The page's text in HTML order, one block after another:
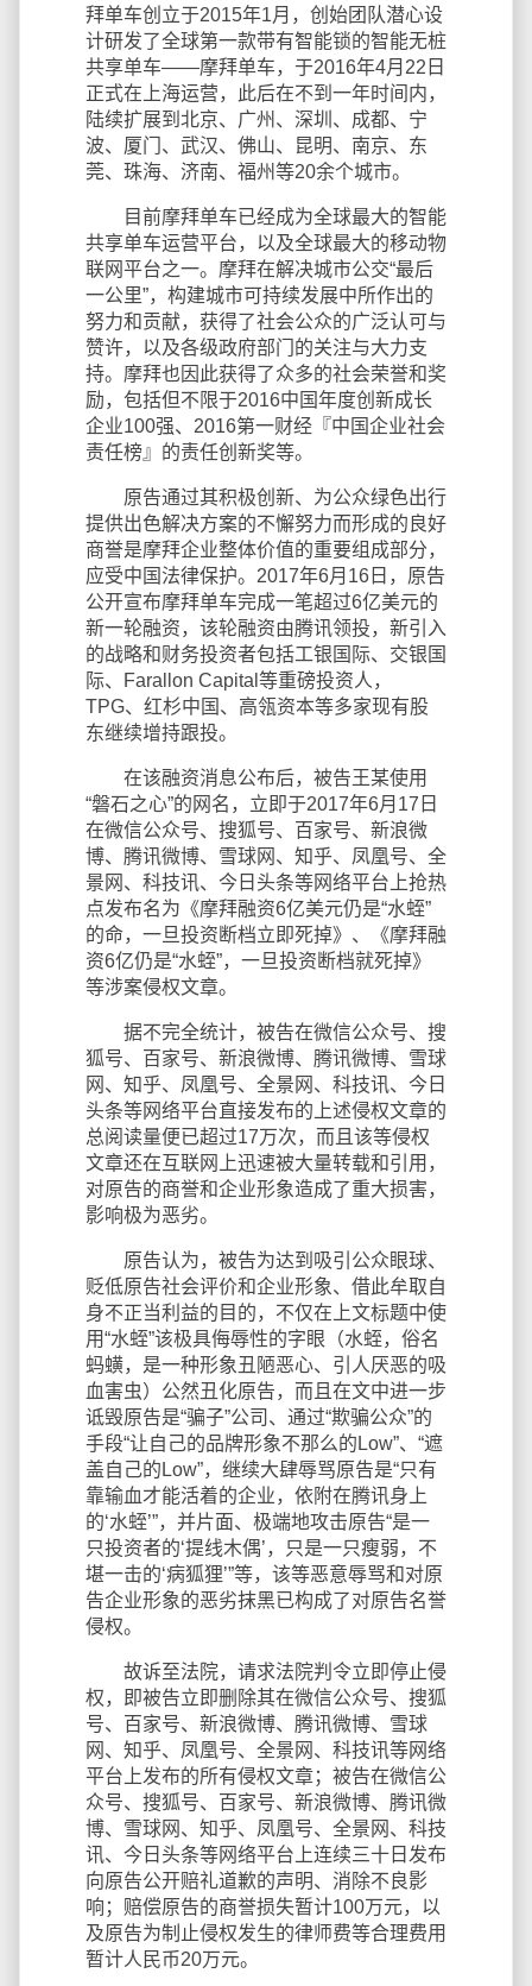
拜单车创立于2015年1月，创始团队潜心设
计研发了全球第一款带有智能锁的智能无桩
共享单车——摩拜单车，于2016年4月22日
正式在上海运营，此后在不到一年时间内，
陆续扩展到北京、广州、深圳、成都、宁
波、厦门、武汉、佛山、昆明、南京、东
莞、珠海、济南、福州等20余个城市。
目前摩拜单车已经成为全球最大的智能
共享单车运营平台，以及全球最大的移动物
联网平台之一。摩拜在解决城市公交“最后
一公里”，构建城市可持续发展中所作出的
努力和贡献，获得了社会公众的广泛认可与
赞许，以及各级政府部门的关注与大力支
持。摩拜也因此获得了众多的社会荣誉和奖
励，包括但不限于2016中国年度创新成长
企业100强、2016第一财经『中国企业社会
责任榜』的责任创新奖等。
原告通过其积极创新、为公众绿色出行
提供出色解决方案的不懈努力而形成的良好
商誉是摩拜企业整体价值的重要组成部分，
应受中国法律保护。2017年6月16日，原告
公开宣布摩拜单车完成一笔超过6亿美元的
新一轮融资，该轮融资由腾讯领投，新引入
的战略和财务投资者包括工银国际、交银国
际、Farallon Capital等重磅投资人，
TPG、红杉中国、高瓴资本等多家现有股
东继续增持跟投。
在该融资消息公布后，被告王某使用
“磐石之心”的网名，立即于2017年6月17日
在微信公众号、搜狐号、百家号、新浪微
博、腾讯微博、雪球网、知乎、凤凰号、全
景网、科技讯、今日头条等网络平台上抢热
点发布名为《摩拜融资6亿美元仍是“水蛭”
的命，一旦投资断档立即死掉》、《摩拜融
资6亿仍是“水蛭”，一旦投资断档就死掉》
等涉案侵权文章。
据不完全统计，被告在微信公众号、搜
狐号、百家号、新浪微博、腾讯微博、雪球
网、知乎、凤凰号、全景网、科技讯、今日
头条等网络平台直接发布的上述侵权文章的
总阅读量便已超过17万次，而且该等侵权
文章还在互联网上迅速被大量转载和引用，
对原告的商誉和企业形象造成了重大损害，
影响极为恶劣。
原告认为，被告为达到吸引公众眼球、
贬低原告社会评价和企业形象、借此牟取自
身不正当利益的目的，不仅在上文标题中使
用“水蛭”该极具侮辱性的字眼（水蛭，俗名
蚂蟥，是一种形象丑陋恶心、引人厌恶的吸
血害虫）公然丑化原告，而且在文中进一步
诋毁原告是“骗子”公司、通过“欺骗公众”的
手段“让自己的品牌形象不那么的Low”、“遮
盖自己的Low”，继续大肆辱骂原告是“只有
靠输血才能活着的企业，依附在腾讯身上
的‘水蛭’”，并片面、极端地攻击原告“是一
只投资者的‘提线木偶’，只是一只瘦弱，不
堪一击的‘病狐狸’”等，该等恶意辱骂和对原
告企业形象的恶劣抹黑已构成了对原告名誉
侵权。
故诉至法院，请求法院判令立即停止侵
权，即被告立即删除其在微信公众号、搜狐
号、百家号、新浪微博、腾讯微博、雪球
网、知乎、凤凰号、全景网、科技讯等网络
平台上发布的所有侵权文章；被告在微信公
众号、搜狐号、百家号、新浪微博、腾讯微
博、雪球网、知乎、凤凰号、全景网、科技
讯、今日头条等网络平台上连续三十日发布
向原告公开赔礼道歉的声明、消除不良影
响；赔偿原告的商誉损失暂计100万元，以
及原告为制止侵权发生的律师费等合理费用
暂计人民币20万元。